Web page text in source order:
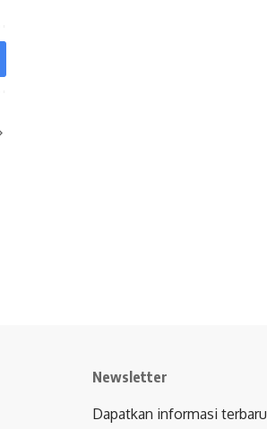
Newsletter
Dapatkan informasi terbaru